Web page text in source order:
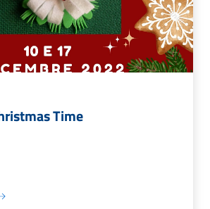
Time